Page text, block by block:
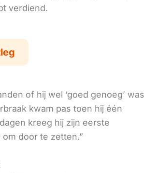
verdiend.
of hij wel ‘goed genoeg’ was
kwam pas toen hij één
kreeg hij zijn eerste
door te zetten.”